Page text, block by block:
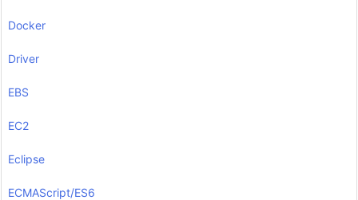
Docker
Driver
EBS
EC2
Eclipse
ECMAScript/ES6